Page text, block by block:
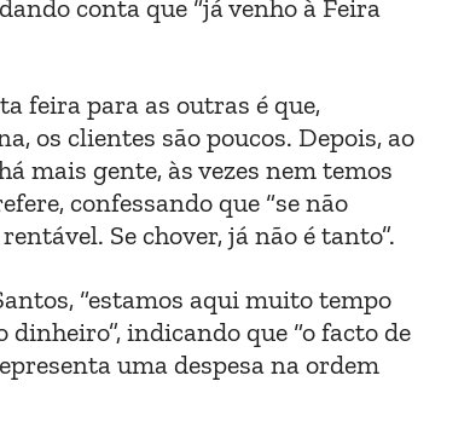
conta que “já venho à Feira
feira para as outras é que,
os clientes são poucos. Depois, ao
mais gente, às vezes nem temos
confessando que “se não
Se chover, já não é tanto”.
“estamos aqui muito tempo
dinheiro”, indicando que “o facto de
uma despesa na ordem